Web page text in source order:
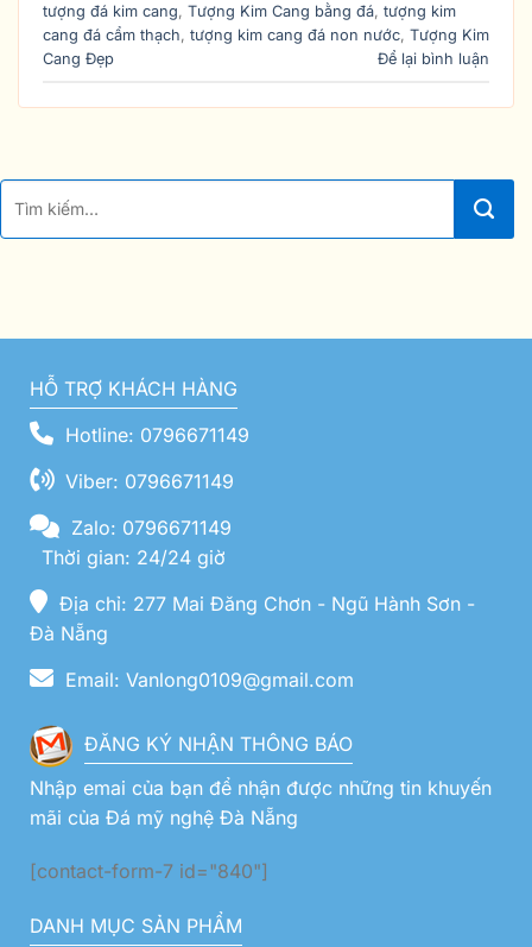
tượng đá kim cang, Tượng Kim Cang bằng đá, tượng kim
cang đá cẩm thạch, tượng kim cang đá non nước, Tượng Kim
Cang Đẹp
Để lại bình luận
HỖ TRỢ KHÁCH HÀNG
Hotline: 0796671149
Viber: 0796671149
Zalo: 0796671149
Thời gian: 24/24 giờ
Địa chỉ: 277 Mai Đăng Chơn - Ngũ Hành Sơn -
Đà Nẵng
Email: Vanlong0109@gmail.com
ĐĂNG KÝ NHẬN THÔNG BÁO
Nhập emai của bạn để nhận được những tin khuyến
mãi của Đá mỹ nghệ Đà Nẵng
[contact-form-7 id="840"]
DANH MỤC SẢN PHẨM